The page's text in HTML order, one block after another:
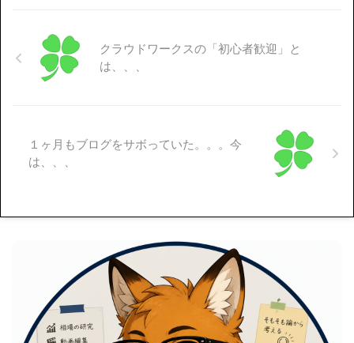
クラウドワークスの「初心者歓迎」と
は、、、
１ヶ月もブログをサボっていた。。。今
は、、、